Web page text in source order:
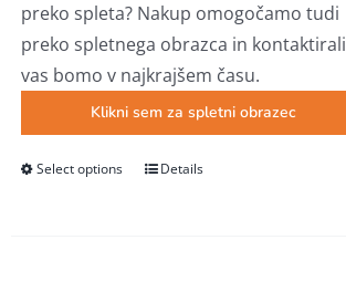
preko spleta? Nakup omogočamo tudi
preko spletnega obrazca in kontaktirali
vas bomo v najkrajšem času.
Klikni sem za spletni obrazec
Select options
TaDetails